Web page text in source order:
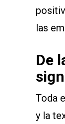
las
De
Toda
y la